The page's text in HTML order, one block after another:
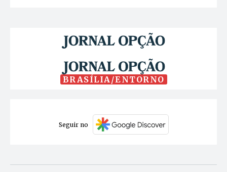
BRASÍLIA/ENTORNO
Seguir no